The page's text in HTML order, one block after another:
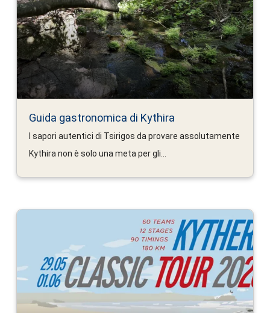
Guida gastronomica di Kythira
I sapori autentici di Tsirigos da provare assolutamente
Kythira non è solo una meta per gli...